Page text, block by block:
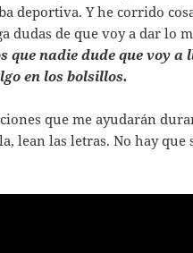
deportiva. Y he corrido
dudas de que voy a dar lo
que nadie dude que voy a
en los bolsillos.
que me ayudarán
lean las letras. No hay que